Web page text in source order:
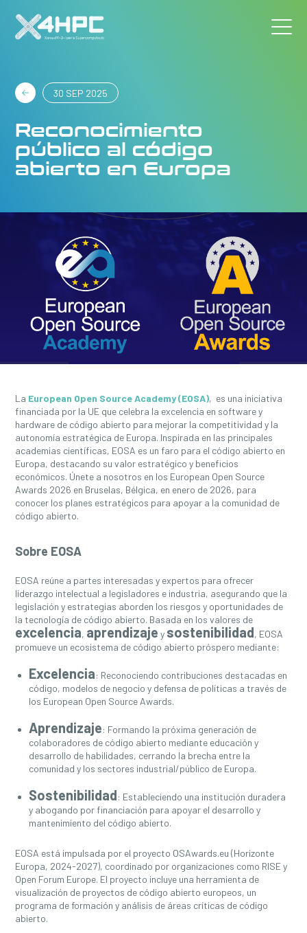
30 SEP 2025
Reconocimiento
público al código
abierto en Europa
La European Open Source Academy (EOSA), es una iniciativa
financiada por la UE que celebra la excelencia en software y
hardware de código abierto para mejorar la competitividad y la
autonomía estratégica de Europa. Inspirada en las principales
academias científicas, EOSA es un faro para el código abierto en
Europa, destacando su valor estratégico y beneficios
económicos. Únete a nosotros en los European Open Source
Awards 2026 en Bruselas, Bélgica, en enero de 2026, para
conocer los planes estratégicos para apoyar a la comunidad de
código abierto.
Sobre EOSA
EOSA reúne a partes interesadas y expertos para ofrecer
liderazgo intelectual a legisladores e industria, asegurando que la
legislación y estrategias aborden los riesgos y oportunidades de
la tecnología de código abierto. Basada en los valores de
excelencia, aprendizaje y sostenibilidad, EOSA
promueve un ecosistema de código abierto próspero mediante:
Excelencia: Reconociendo contribuciones destacadas en
código, modelos de negocio y defensa de políticas a través de
los European Open Source Awards.
Aprendizaje: Formando la próxima generación de
colaboradores de código abierto mediante educación y
desarrollo de habilidades, cerrando la brecha entre la
comunidad y los sectores industrial/público de Europa.
Sostenibilidad: Estableciendo una institución duradera
y abogando por financiación para apoyar el desarrollo y
mantenimiento del código abierto.
EOSA está impulsada por el proyecto OSAwards.eu (Horizonte
Europa, 2024-2027), coordinado por organizaciones como RISE y
Open Forum Europe. El proyecto incluye una herramienta de
visualización de proyectos de código abierto europeos, un
programa de formación y análisis de áreas críticas de código
abierto.